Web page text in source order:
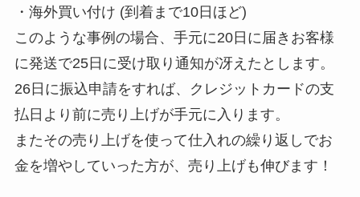
・海外買い付け (到着まで10日ほど)
このような事例の場合、手元に20日に届きお客様
に発送で25日に受け取り通知が冴えたとします。
26日に振込申請をすれば、クレジットカードの支
払日より前に売り上げが手元に入ります。
またその売り上げを使って仕入れの繰り返しでお
金を増やしていった方が、売り上げも伸びます！